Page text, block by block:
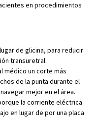
en procedimientos
de glicina, para reducir
transuretral.
médico un corte más
de la punta durante el
mejor en el área.
la corriente eléctrica
en lugar de por una placa